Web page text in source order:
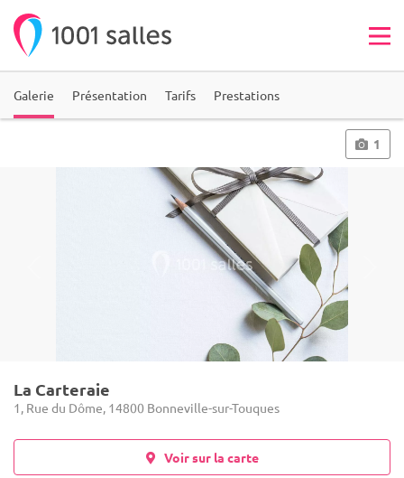
Galerie Présentation Tarifs Prestations
1
La Carteraie
1, Rue du Dôme, 14800 Bonneville-sur-Touques
Voir sur la carte